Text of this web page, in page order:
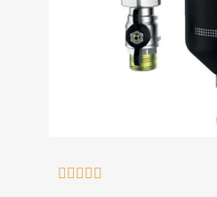
    